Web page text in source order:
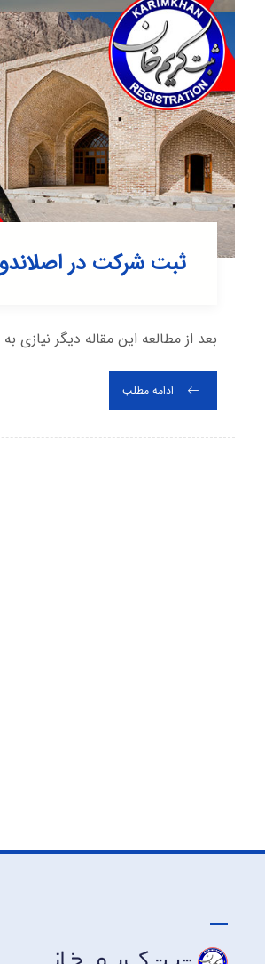
ثبت شرکت در
بعد از مطالعه این مقاله دیگر نیازی
ادامه مطلب